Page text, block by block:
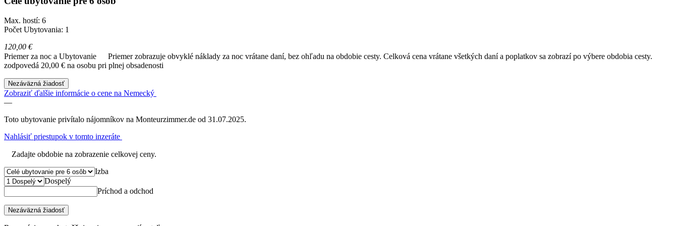
Max. hostí: 6
Počet Ubytovania: 1
120,00 €
Priemer za noc a Ubytovanie
Priemer zobrazuje obvyklé náklady za noc vrátane daní, bez ohľadu na obdobie cesty. Celková cena vrátane všetkých daní a poplatkov sa zobrazí po výbere obdobia cesty.
zodpovedá 20,00 € na osobu pri plnej obsadenosti
Nezáväzná žiadosť
Zobraziť ďalšie informácie o cene na Nemecký
—
Toto ubytovanie privítalo nájomníkov na Monteurzimmer.de od 31.07.2025.
Nahlásiť priestupok v tomto inzeráte
Zadajte obdobie na zobrazenie celkovej ceny.
Izba
Dospelý
Príchod a odchod
Nezáväzná žiadosť